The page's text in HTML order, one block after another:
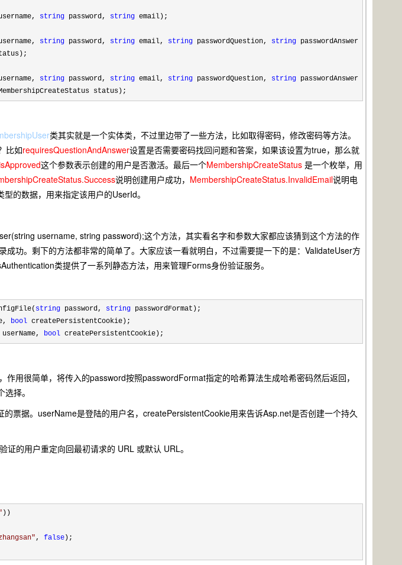
string password, string email);
string password, string email, string passwordQuestion, string passwordAnswer
string password, string email, string passwordQuestion, string passwordAnswer
status);
类其实就是一个实体类，不过里边带了一些方法，比如取得密码，修改密码等方法。
比如requiresQuestionAndAnswer设置是否需要密码找回问题和答案，如果该设置为true，那么就
这个参数表示创建的用户是否激活。最后一个MembershipCreateStatus 是一个枚举，用
说明创建用户成功， MembershipCreateStatus.InvalidEmail说明电
型的数据，用来指定该用户的UserId。
username, string password);这个方法，其实看名字和参数大家都应该猜到这个方法的作
成功。剩下的方法都非常的简单了。大家应该一看就明白，不过需要提一下的是：ValidateUser方
类提供了一系列静态方法，用来管理Forms身份验证服务。
string password, string passwordFormat);
bool createPersistentCookie);
userName, bool createPersistentCookie);
很简单，将传入的password按照passwordFormat指定的哈希算法生成哈希密码然后返回，
择。
据。userName是登陆的用户名，createPersistentCookie用来告诉Asp.net是否创建一个持久
的用户重定向回最初请求的 URL 或默认 URL。
))
", false );